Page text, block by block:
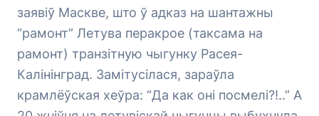
заявіў Маскве, што ў адказ на шантажны
“рамонт” Летува перакрое (таксама на
рамонт) транзітную чыгунку Расея-
Калінінград. Замітусілася, зараўла
крамлёўская хеўра: “Да как оні посмелі?!..” А